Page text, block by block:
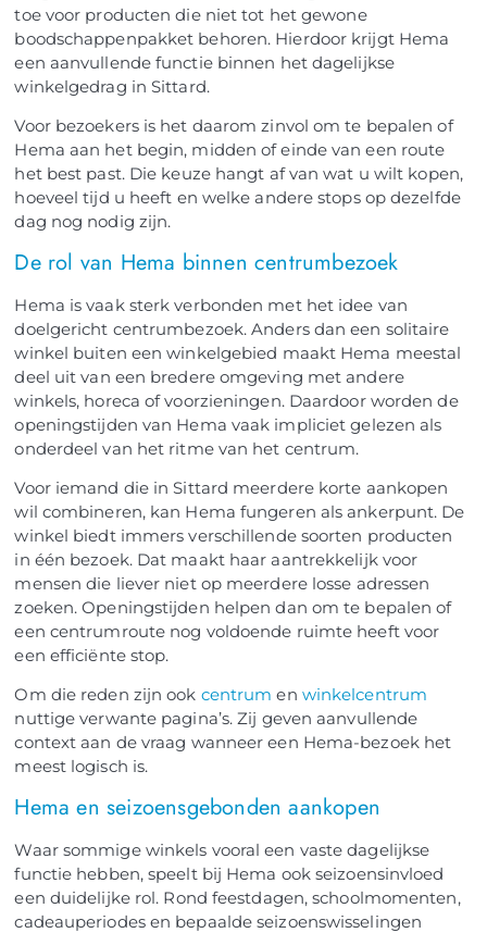
toe voor producten die niet tot het gewone
boodschappenpakket behoren. Hierdoor krijgt Hema
een aanvullende functie binnen het dagelijkse
winkelgedrag in Sittard.
Voor bezoekers is het daarom zinvol om te bepalen of
Hema aan het begin, midden of einde van een route
het best past. Die keuze hangt af van wat u wilt kopen,
hoeveel tijd u heeft en welke andere stops op dezelfde
dag nog nodig zijn.
De rol van Hema binnen centrumbezoek
Hema is vaak sterk verbonden met het idee van
doelgericht centrumbezoek. Anders dan een solitaire
winkel buiten een winkelgebied maakt Hema meestal
deel uit van een bredere omgeving met andere
winkels, horeca of voorzieningen. Daardoor worden de
openingstijden van Hema vaak impliciet gelezen als
onderdeel van het ritme van het centrum.
Voor iemand die in Sittard meerdere korte aankopen
wil combineren, kan Hema fungeren als ankerpunt. De
winkel biedt immers verschillende soorten producten
in één bezoek. Dat maakt haar aantrekkelijk voor
mensen die liever niet op meerdere losse adressen
zoeken. Openingstijden helpen dan om te bepalen of
een centrumroute nog voldoende ruimte heeft voor
een efficiënte stop.
Om die reden zijn ook centrum en winkelcentrum
nuttige verwante pagina’s. Zij geven aanvullende
context aan de vraag wanneer een Hema-bezoek het
meest logisch is.
Hema en seizoensgebonden aankopen
Waar sommige winkels vooral een vaste dagelijkse
functie hebben, speelt bij Hema ook seizoensinvloed
een duidelijke rol. Rond feestdagen, schoolmomenten,
cadeauperiodes en bepaalde seizoenswisselingen